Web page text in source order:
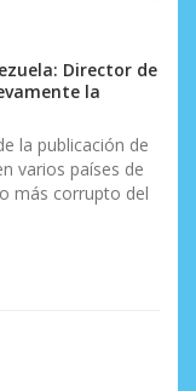
Director de
la
la publicación de
varios países de
más corrupto del